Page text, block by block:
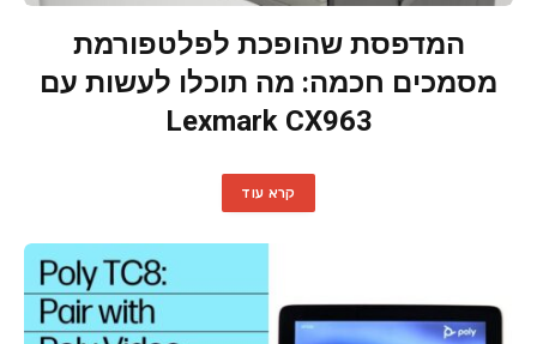
המדפסת שהופכת לפלטפורמת
מסמכים חכמה: מה תוכלו לעשות עם
Lexmark CX963
קרא עוד